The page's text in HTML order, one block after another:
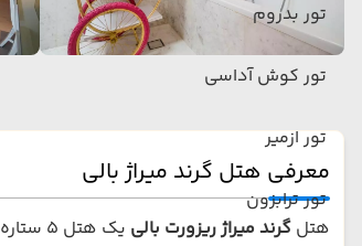
تور بدروم
تور کوش آداسی
تور ازمیر
تور ترابزون
معرفی هتل گرند میراژ بالی
هتل گرند میراژ ریزورت بالی یک هتل 5 ستاره ساحلی لوکس در منطقه